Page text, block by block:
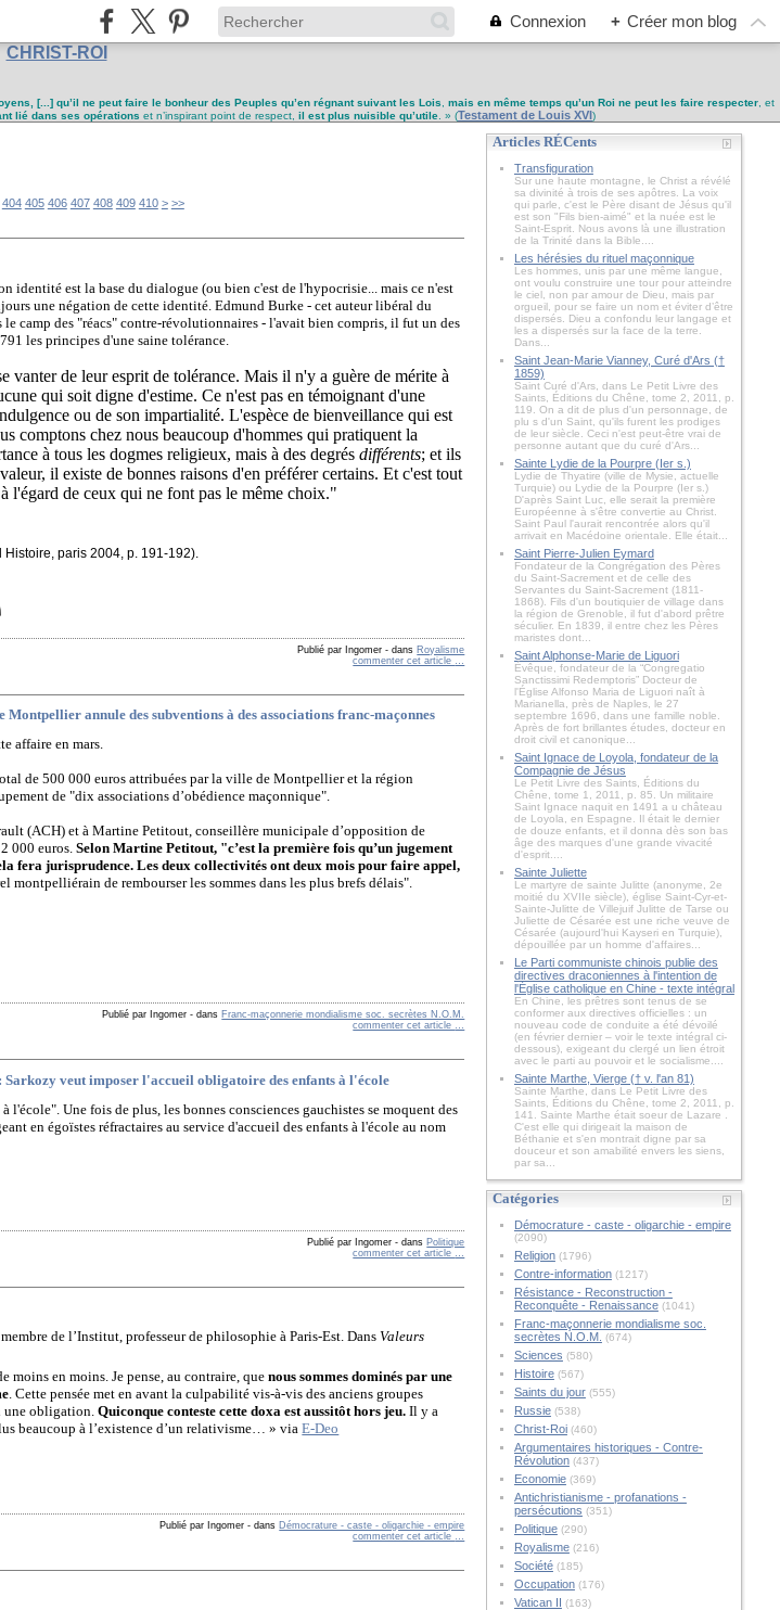
Connexion + Créer mon blog
CHRIST-ROI
[...] qu’il ne peut faire le bonheur des Peuples qu’en régnant suivant les Lois mais en même temps qu’un Roi ne peut les faire respecter, et
lié dans ses opérations et n’inspirant point de respect, il est plus nuisible qu’utile . » (Testament de Louis XVI)
404 405 406 407 408 409 410 420
430
440
> >>
identité est la base du dialogue (ou bien c'est de l'hypocrisie... mais ce n'est
une négation de cette identité. Edmund Burke - cet auteur libéral du
camp des "réacs" contre-révolutionnaires - l'avait bien compris, il fut un des
les principes d'une saine tolérance.
vanter de leur esprit de tolérance. Mais il n'y a guère de mérite à
qui soit digne d'estime. Ce n'est pas en témoignant d'une
ou de son impartialité. L'espèce de bienveillance qui est
comptons chez nous beaucoup d'hommes qui pratiquent la
à tous les dogmes religieux, mais à des degrésdifférents; et ils
il existe de bonnes raisons d'en préférer certains. Et c'est tout
l'égard de ceux qui ne font pas le même choix."
Histoire, paris 2004, p. 191-192).
Publié par Ingomer - dans Royalisme
commenter cet article
annule des subventions à des associations franc-maçonnes
affaire en mars.
de 500 000 euros attribuées par la ville de Montpellier et la région
de "dix associations d’obédience maçonnique".
(ACH) et à Martine Petitout, conseillère municipale d’opposition de
000 euros.Selon Martine Petitout, "c’est la première fois qu’un jugement
fera jurisprudence. Les deux collectivités ont deux mois pour faire appel,
montpelliérain de rembourser les sommes dans les plus brefs délais".
Publié par Ingomer - dans Franc-maçonnerie mondialisme soc. secrètes N.O.M.
commenter cet article …
Sarkozy veut imposer l'accueil obligatoire des enfants à l'école
Une fois de plus, les bonnes consciences gauchistes se moquent des
en égoïstes réfractaires au service d'accueil des enfants à l'école au nom
Publié par Ingomer - dans Politique
commenter cet article
de l’Institut, professeur de philosophie à Paris-Est. DansValeurs
moins en moins. Je pense, au contraire, quenous sommes dominés par une
. Cette pensée met en avant la culpabilité vis-à-vis des anciens groupes
une obligation.Quiconque conteste cette doxa est aussitôt hors jeu. Il y a
beaucoup à l’existence d’un relativisme… » via E-Deo
Publié par Ingomer - dans Démocrature - caste - oligarchie - empire
commenter cet article …
Articles RÉCents
Transfiguration
Sur une haute montagne, le Christ a révélé
sa divinité à trois de ses apôtres. La voix
qui parle, c'est le Père disant de Jésus qu'il
est son "Fils bien-aimé" et la nuée est le
Saint-Esprit. Nous avons là une illustration
de la Trinité dans la Bible....
Les hérésies du rituel maçonnique
Les hommes, unis par une même langue,
ont voulu construire une tour pour atteindre
le ciel, non par amour de Dieu, mais par
orgueil, pour se faire un nom et éviter d’être
dispersés. Dieu a confondu leur langage et
les a dispersés sur la face de la terre.
Dans...
Saint Jean-Marie Vianney, Curé d'Ars (†
1859)
Saint Curé d'Ars, dans Le Petit Livre des
Saints, Éditions du Chêne, tome 2, 2011, p.
119. On a dit de plus d'un personnage, de
plu s d'un Saint, qu'ils furent les prodiges
de leur siècle. Ceci n'est peut-être vrai de
personne autant que du curé d'Ars...
Sainte Lydie de la Pourpre (Ier s.)
Lydie de Thyatire (ville de Mysie, actuelle
Turquie) ou Lydie de la Pourpre (Ier s.)
D'après Saint Luc, elle serait la première
Européenne à s'être convertie au Christ.
Saint Paul l'aurait rencontrée alors qu'il
arrivait en Macédoine orientale. Elle était...
Saint Pierre-Julien Eymard
Fondateur de la Congrégation des Pères
du Saint-Sacrement et de celle des
Servantes du Saint-Sacrement (1811-
1868). Fils d'un boutiquier de village dans
la région de Grenoble, il fut d'abord prêtre
séculier. En 1839, il entre chez les Pères
maristes dont...
Saint Alphonse-Marie de Liguori
Évêque, fondateur de la “Congregatio
Sanctissimi Redemptoris” Docteur de
l'Église Alfonso Maria de Liguori naît à
Marianella, près de Naples, le 27
septembre 1696, dans une famille noble.
Après de fort brillantes études, docteur en
droit civil et canonique...
Saint Ignace de Loyola, fondateur de la
Compagnie de Jésus
Le Petit Livre des Saints, Éditions du
Chêne, tome 1, 2011, p. 85. Un militaire
Saint Ignace naquit en 1491 a u château
de Loyola, en Espagne. Il était le dernier
de douze enfants, et il donna dès son bas
âge des marques d'une grande vivacité
d'esprit....
Sainte Juliette
Le martyre de sainte Julitte (anonyme, 2e
moitié du XVIIe siècle), église Saint-Cyr-et-
Sainte-Julitte de Villejuif Julitte de Tarse ou
Juliette de Césarée est une riche veuve de
Césarée (aujourd'hui Kayseri en Turquie),
dépouillée par un homme d'affaires...
Le Parti communiste chinois publie des
directives draconiennes à l'intention de
l'Église catholique en Chine - texte intégral
En Chine, les prêtres sont tenus de se
conformer aux directives officielles : un
nouveau code de conduite a été dévoilé
(en février dernier – voir le texte intégral ci-
dessous), exigeant du clergé un lien étroit
avec le parti au pouvoir et le socialisme....
Sainte Marthe, Vierge († v. l'an 81)
Sainte Marthe, dans Le Petit Livre des
Saints, Éditions du Chêne, tome 2, 2011, p.
141. Sainte Marthe était soeur de Lazare .
C'est elle qui dirigeait la maison de
Béthanie et s'en montrait digne par sa
douceur et son amabilité envers les siens,
par sa...
Catégories
Démocrature - caste - oligarchie - empire
(2090)
Religion(1796)
Contre-information(1217)
Résistance - Reconstruction -
Reconquête - Renaissance(1041)
Franc-maçonnerie mondialisme soc.
secrètes N.O.M. (674)
Sciences (580)
Histoire(567)
Saints du jour(555)
Russie(538)
Christ-Roi(460)
Argumentaires historiques - Contre-
Révolution(437)
Economie(369)
Antichristianisme - profanations -
persécutions (351)
Politique(290)
Royalisme(216)
Société(185)
Occupation(176)
Vatican II (163)